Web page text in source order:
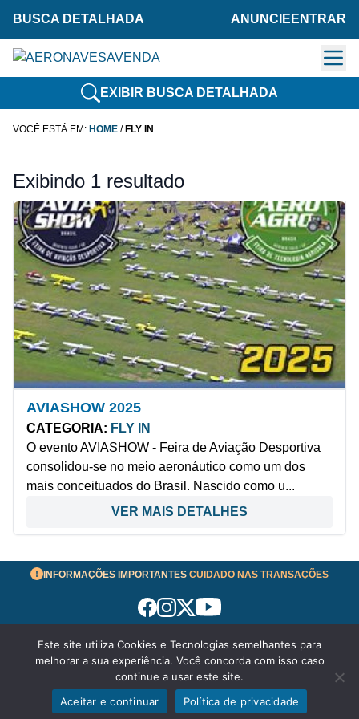
BUSCA DETALHADA ANUNCIE ENTRAR
EXIBIR BUSCA DETALHADA
Exibir filtros
VOCÊ ESTÁ EM: HOME / FLY IN
Exibindo 1 resultado
AVIASHOW 2025
CATEGORIA: FLY IN
O evento AVIASHOW - Feira de Aviação Desportiva
consolidou-se no meio aeronáutico como um dos
mais conceituados do Brasil. Nascido como u...
VER MAIS DETALHES
INFORMAÇÕES IMPORTANTES CUIDADO NAS TRANSAÇÕES
Termos de Uso
© 2026 aeronavesavenda.com | Todos os Direitos
Reservados!
Política de Privacidade
Este site utiliza Cookies e Tecnologias semelhantes para
melhorar a sua experiência. Você concorda com isso caso
continue a usar este site.
Aceitar e continuar
Política de privacidade